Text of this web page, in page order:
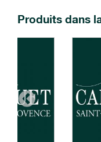
Produits dans